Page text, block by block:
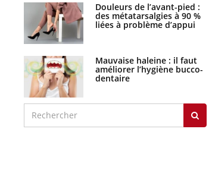
Douleurs de l’avant-pied :
des métatarsalgies à 90 %
liées à problème d’appui
Mauvaise haleine : il faut
améliorer l’hygiène bucco-
dentaire